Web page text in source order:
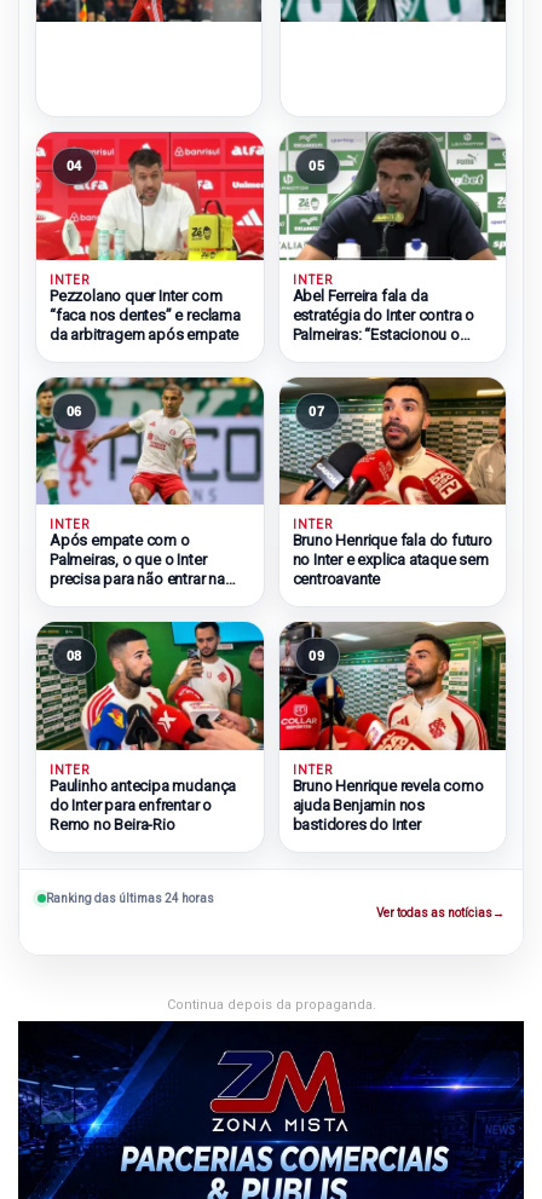
04
INTER
Pezzolano quer Inter com
“faca nos dentes” e reclama
da arbitragem após empate
05
INTER
Abel Ferreira fala da
estratégia do Inter contra o
Palmeiras: “Estacionou o
06
INTER
Após empate com o
Palmeiras, o que o Inter
precisa para não entrar na
07
INTER
Bruno Henrique fala do futuro
no Inter e explica ataque sem
centroavante
08
INTER
Paulinho antecipa mudança
do Inter para enfrentar o
Remo no Beira-Rio
09
INTER
Bruno Henrique revela como
ajuda Benjamin nos
bastidores do Inter
Ranking das últimas 24 horas
Ver todas as notícias→
Continua depois da propaganda.